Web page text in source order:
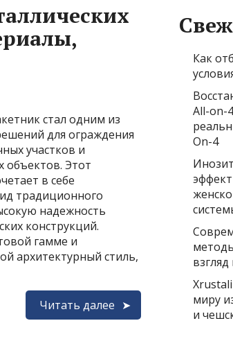
стал одним из
для ограждения
участков и
объектов. Этот
в себе
традиционного
надежность
конструкций.
гамме и
архитектурный стиль,
Читать далее
Как
All-on-
On-4
миру
и